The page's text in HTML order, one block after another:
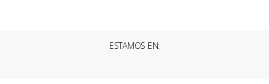
ESTAMOS EN: